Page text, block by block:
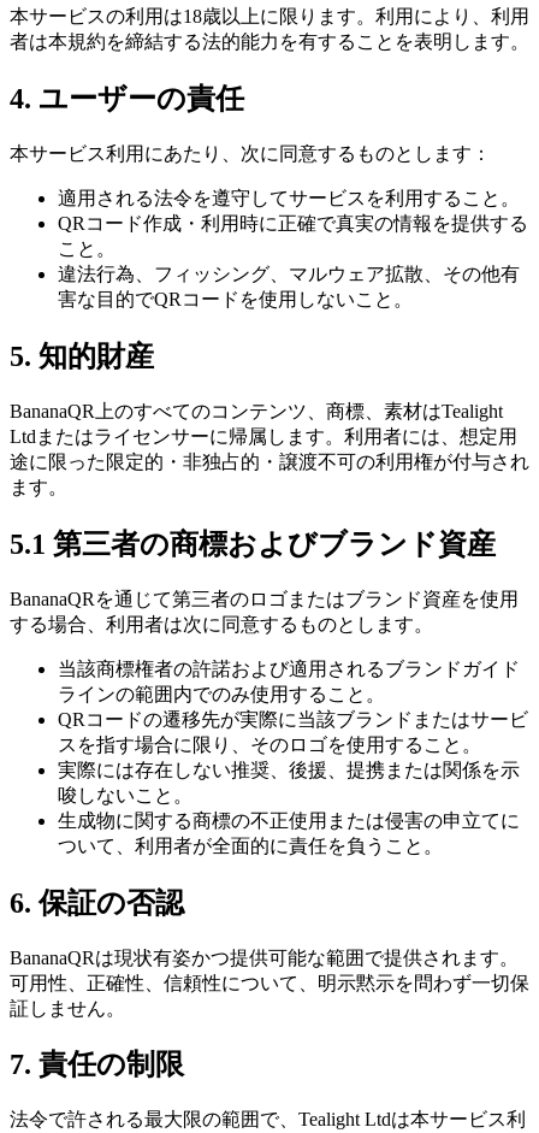
本サービスの利用は18歳以上に限ります。利用により、利用
者は本規約を締結する法的能力を有することを表明します。
4. ユーザーの責任
本サービス利用にあたり、次に同意するものとします：
適用される法令を遵守してサービスを利用すること。
QRコード作成・利用時に正確で真実の情報を提供する
こと。
違法行為、フィッシング、マルウェア拡散、その他有
害な目的でQRコードを使用しないこと。
5. 知的財産
BananaQR上のすべてのコンテンツ、商標、素材はTealight
Ltdまたはライセンサーに帰属します。利用者には、想定用
途に限った限定的・非独占的・譲渡不可の利用権が付与され
ます。
5.1 第三者の商標およびブランド資産
BananaQRを通じて第三者のロゴまたはブランド資産を使用
する場合、利用者は次に同意するものとします。
当該商標権者の許諾および適用されるブランドガイド
ラインの範囲内でのみ使用すること。
QRコードの遷移先が実際に当該ブランドまたはサービ
スを指す場合に限り、そのロゴを使用すること。
実際には存在しない推奨、後援、提携または関係を示
唆しないこと。
生成物に関する商標の不正使用または侵害の申立てに
ついて、利用者が全面的に責任を負うこと。
6. 保証の否認
BananaQRは現状有姿かつ提供可能な範囲で提供されます。
可用性、正確性、信頼性について、明示黙示を問わず一切保
証しません。
7. 責任の制限
法令で許される最大限の範囲で、Tealight Ltdは本サービス利